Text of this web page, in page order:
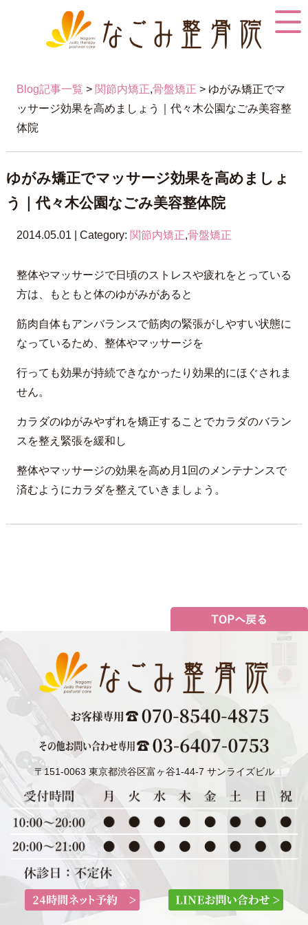
Blog記事一覧 > 関節内矯正,骨盤矯正 > ゆがみ矯正でマ
ッサージ効果を高めましょう｜代々木公園なごみ美容整
体院
ゆがみ矯正でマッサージ効果を高めましょ
う｜代々木公園なごみ美容整体院
2014.05.01 | Category: 関節内矯正,骨盤矯正
整体やマッサージで日頃のストレスや疲れをとっている
方は、もともと体のゆがみがあると
筋肉自体もアンバランスで筋肉の緊張がしやすい状態に
なっているため、整体やマッサージを
行っても効果が持続できなかったり効果的にほぐされま
せん。
カラダのゆがみやずれを矯正することでカラダのバラン
スを整え緊張を緩和し
整体やマッサージの効果を高め月1回のメンテナンスで
済むようにカラダを整えていきましょう。
〒151-0063 東京都渋谷区富ヶ谷1-44-7 サンライズビル